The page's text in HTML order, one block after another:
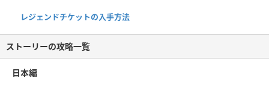
レジェンドチケットの入手方法
ストーリーの攻略一覧
日本編